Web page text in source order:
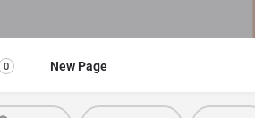
0 New Page